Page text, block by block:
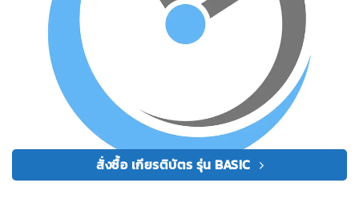
สั่งซื้อ เกียรติบัตร รุ่น BASIC